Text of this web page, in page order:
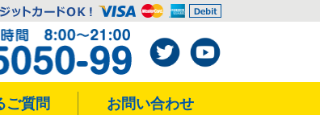
ご質問 お問い合わせ